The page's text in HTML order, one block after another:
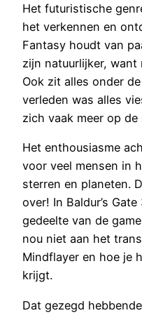
Het futuristische
het verkennen en
Fantasy houdt van
zijn natuurlijker, want
Ook zit alles onder
verleden was alles
zich vaak meer op de
Het enthousiasme
voor veel mensen in
sterren en planeten.
over! In Baldur’s
gedeelte van de
nou niet aan het
Mindflayer en hoe je
krijgt.
Dat gezegd